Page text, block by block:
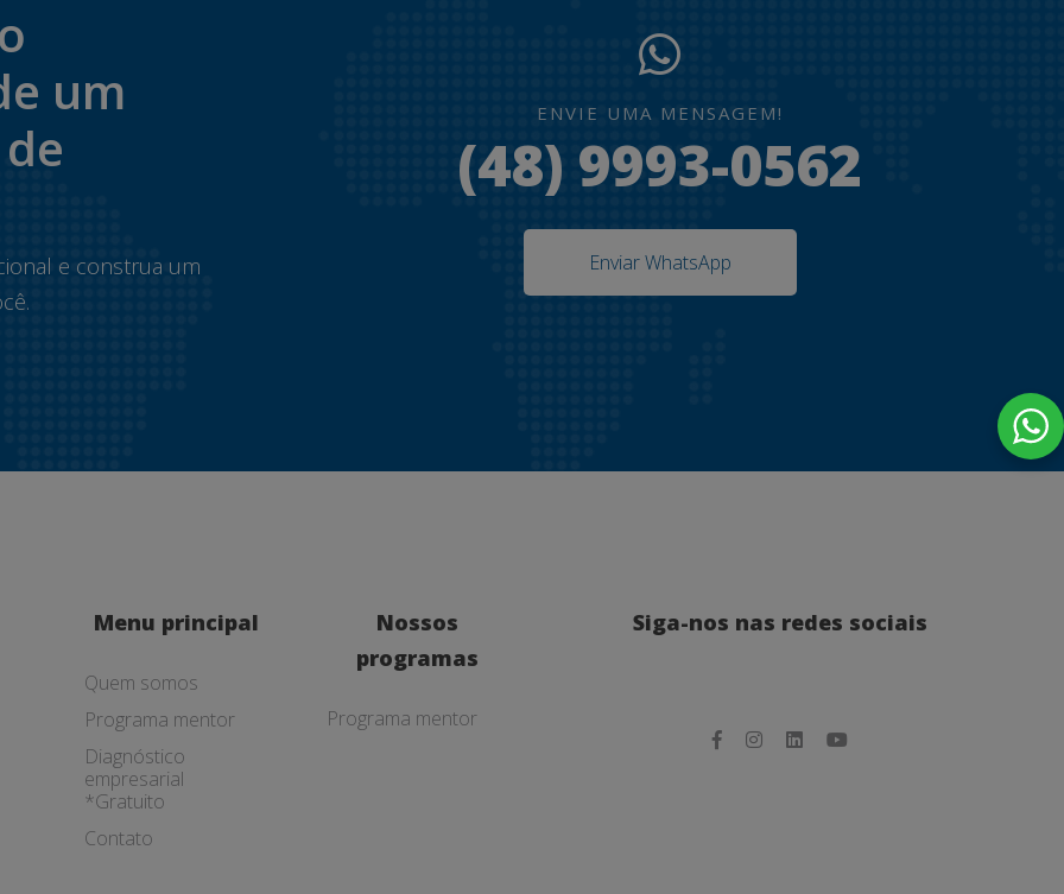
um
e construa um
ENVIE UMA MENSAGEM!
(48) 9993-0562
Enviar WhatsApp
Menu principal
Quem somos
Programa mentor
Diagnóstico
empresarial
*Gratuito
Contato
Nossos
programas
Programa mentor
Siga-nos nas redes sociais